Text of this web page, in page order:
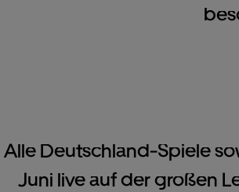
Alle Deutschland-Spiele
Juni live auf der großen